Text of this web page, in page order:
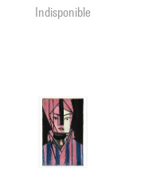
Indisponible